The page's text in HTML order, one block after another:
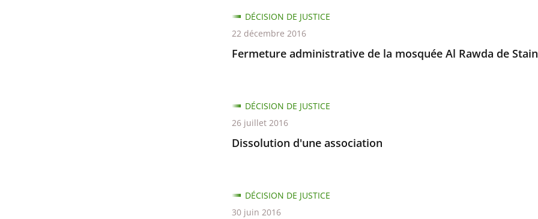
Fermeture administrative de la mosquée Al Rawda de
DÉCISION DE JUSTICE
22 décembre 2016
Dissolution d'une association
DÉCISION DE JUSTICE
26 juillet 2016
DÉCISION DE JUSTICE
30 juin 2016